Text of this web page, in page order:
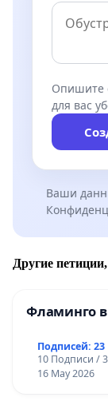
Опишите
для вас
Ваши
Другие
Фламинго
Подписей: 23
10 Подписи /
16 May 2026